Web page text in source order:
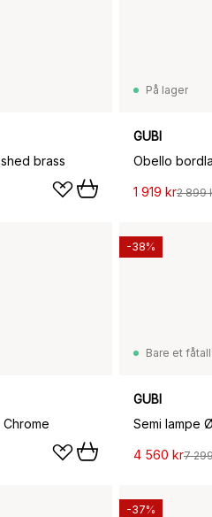
brass
På lager
GUBI
Obello
1 919 kr2 899
Bare et
GUBI
Semi lampe
4 560 kr7
-38%
-37%